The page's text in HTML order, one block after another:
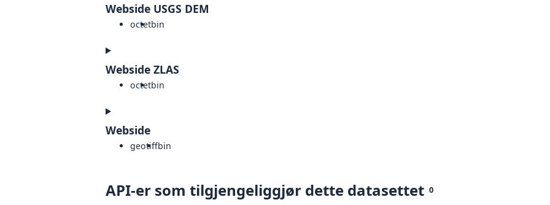
Webside USGS DEM
octetbin
Webside ZLAS
octetbin
Webside
geotiffbin
API-er som tilgjengeliggjør dette datasettet 0